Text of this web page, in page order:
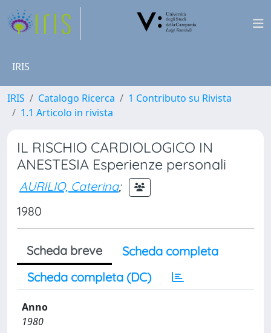
IRIS
IRIS Catalogo Ricerca
1 Contributo su Rivista
1.1 Articolo in rivista
IL RISCHIO CARDIOLOGICO IN
ANESTESIA Esperienze personali
AURILIO, Caterina;
1980
Scheda breve
Scheda completa
Scheda completa (DC)
Anno
1980